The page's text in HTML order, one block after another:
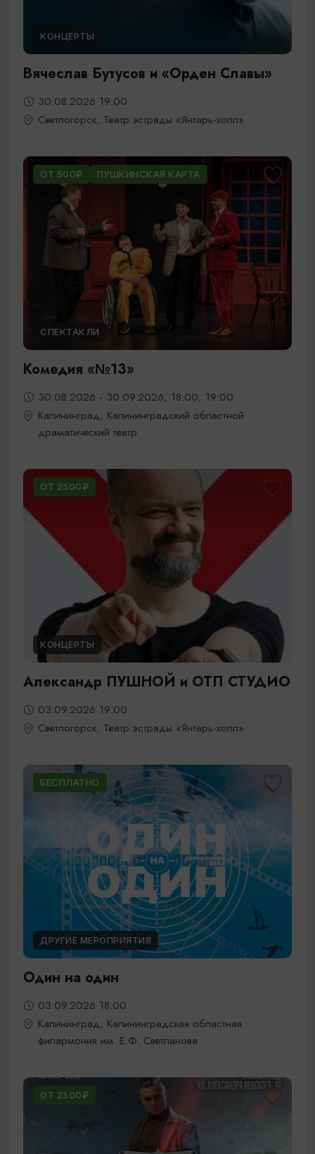
КОНЦЕРТЫ
Вячеслав Бутусов и «Орден Славы»
30.08.2026 19:00
Светлогорск, Театр эстрады «Янтарь-холл»
ОТ 500₽ ПУШКИНСКАЯ КАРТА
СПЕКТАКЛИ
Комедия «№13»
30.08.2026 - 30.09.2026, 18:00, 19:00
Калининград, Калининградский областной
драматический театр
ОТ 2500₽
КОНЦЕРТЫ
Александр ПУШНОЙ и ОТП СТУДИО
03.09.2026 19:00
Светлогорск, Театр эстрады «Янтарь-холл»
БЕСПЛАТНО
ДРУГИЕ МЕРОПРИЯТИЯ
Один на один
03.09.2026 18:00
Калининград, Калининградская областная
филармония им. Е.Ф. Светланова
ОТ 2500₽